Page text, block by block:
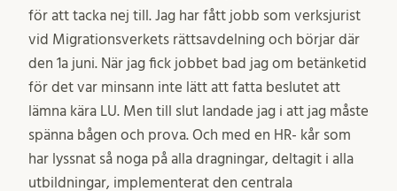
för att tacka nej till. Jag har fått jobb som verksjurist
vid Migrationsverkets rättsavdelning och börjar där
den 1a juni. När jag fick jobbet bad jag om betänketid
för det var minsann inte lätt att fatta beslutet att
lämna kära LU. Men till slut landade jag i att jag måste
spänna bågen och prova. Och med en HR- kår som
har lyssnat så noga på alla dragningar, deltagit i alla
utbildningar, implementerat den centrala